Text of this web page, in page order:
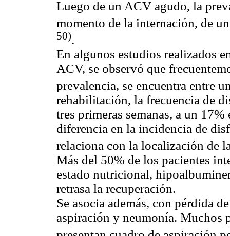
Luego de un ACV agudo, la
momento de la internación, de
50).
En algunos estudios realizados
ACV, se observó que
prevalencia, se encuentra entre
rehabilitación, la frecuencia de
tres primeras semanas, a un
diferencia en la incidencia de
relaciona con la localización de
Más del 50% de los pacientes
estado nutricional,
retrasa la recuperación.
Se asocia además, con pérdida
aspiración y neumonía. Muchos